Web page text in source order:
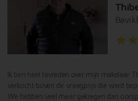
star star
Ik ben heel tevreden over mijn makelaar
verkocht boven de vraagprijs die werd
We hebben veel meer gekregen dan